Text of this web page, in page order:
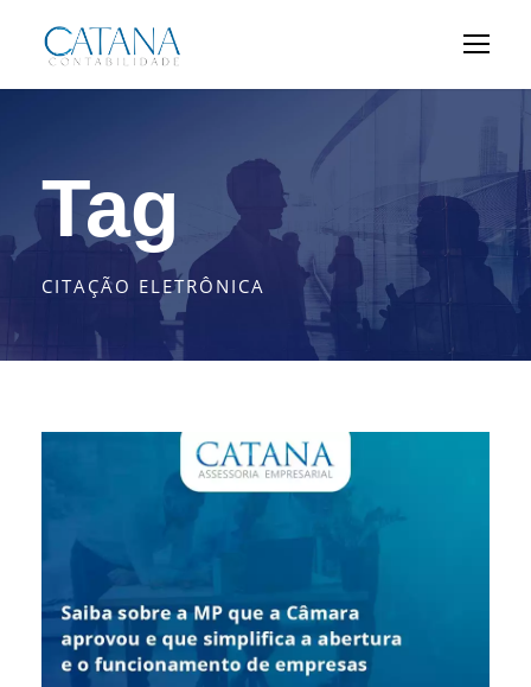
Tag
CITAÇÃO ELETRÔNICA